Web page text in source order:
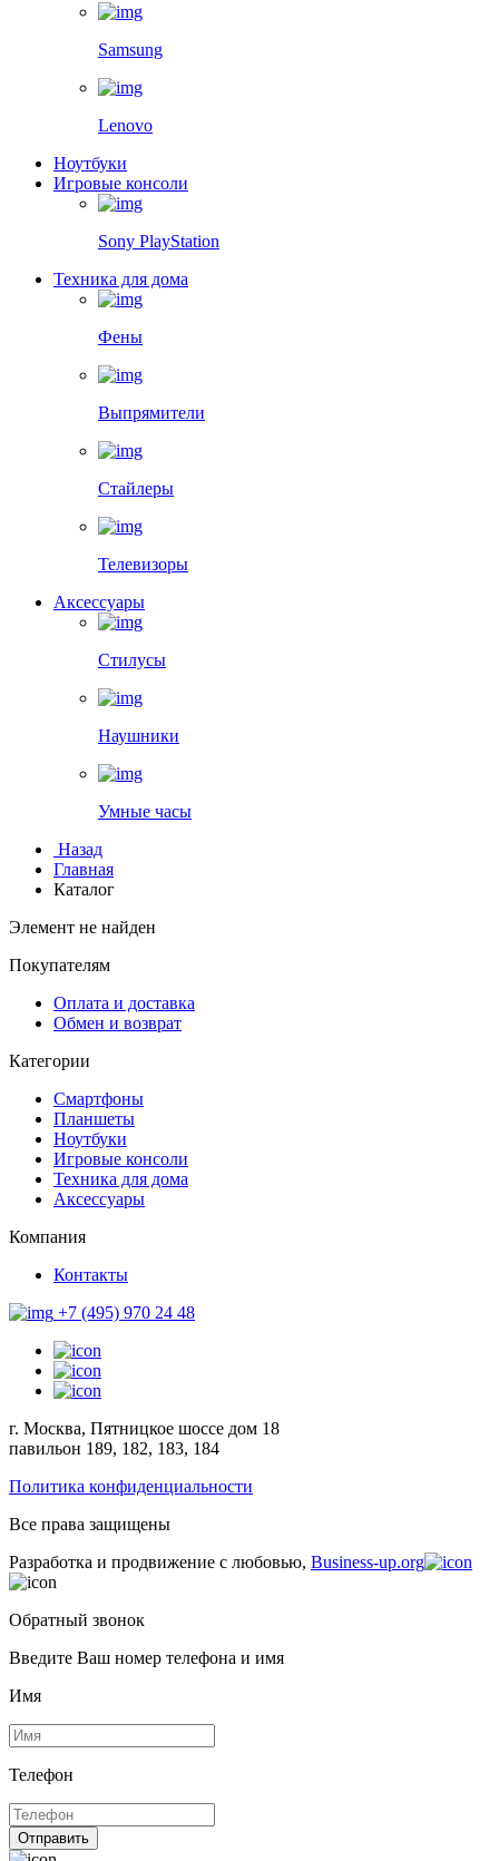
Samsung
Lenovo
Ноутбуки
Игровые консоли
Sony PlayStation
Техника для дома
Фены
Выпрямители
Стайлеры
Телевизоры
Аксессуары
Стилусы
Наушники
Умные часы
Назад
Главная
Каталог
Элемент не найден
Покупателям
Оплата и доставка
Обмен и возврат
Категории
Смартфоны
Планшеты
Ноутбуки
Игровые консоли
Техника для дома
Аксессуары
Компания
Контакты
+7 (495) 970 24 48
г. Москва, Пятницкое шоссе дом 18
павильон 189, 182, 183, 184
Политика конфиденциальности
Все права защищены
Разработка и продвижение с любовью, Business-up.org
Обратный звонок
Введите Ваш номер телефона и имя
Имя
Телефон
Отправить